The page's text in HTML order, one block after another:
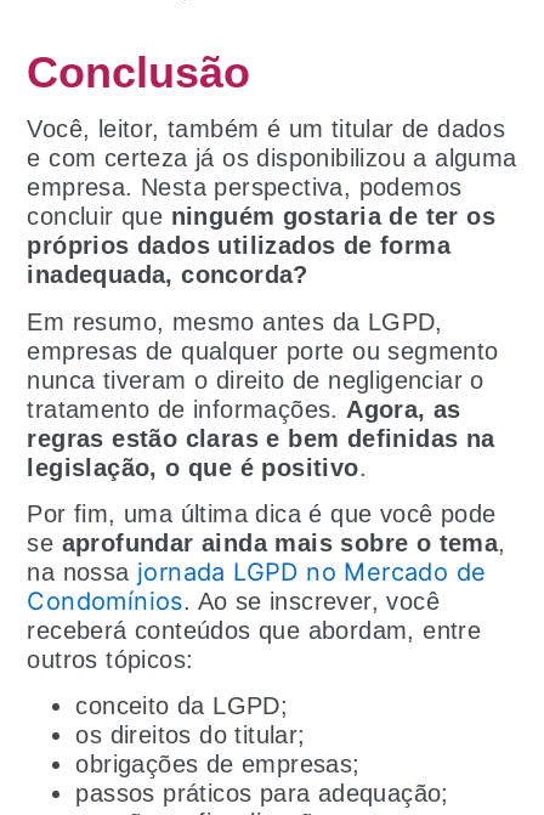
Conclusão
Você, leitor, também é um titular de dados
e com certeza já os disponibilizou a alguma
empresa. Nesta perspectiva, podemos
concluir que ninguém gostaria de ter os
próprios dados utilizados de forma
inadequada, concorda?
Em resumo, mesmo antes da LGPD,
empresas de qualquer porte ou segmento
nunca tiveram o direito de negligenciar o
tratamento de informações. Agora, as
regras estão claras e bem definidas na
legislação, o que é positivo.
Por fim, uma última dica é que você pode
se aprofundar ainda mais sobre o tema,
na nossa jornada LGPD no Mercado de
Condomínios. Ao se inscrever, você
receberá conteúdos que abordam, entre
outros tópicos:
conceito da LGPD;
os direitos do titular;
obrigações de empresas;
passos práticos para adequação;